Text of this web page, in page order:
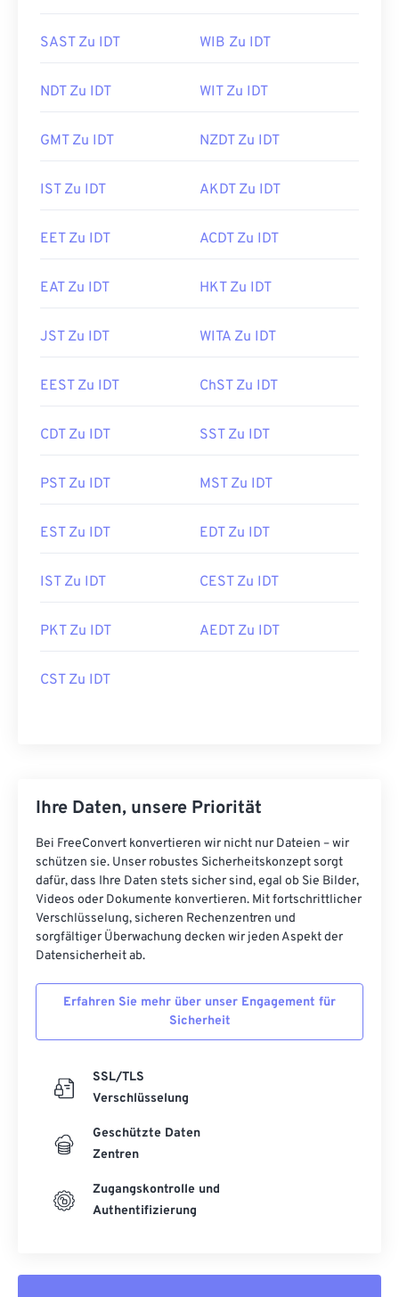
SAST Zu IDT WIB Zu IDT
NDT Zu IDT WIT Zu IDT
GMT Zu IDT NZDT Zu IDT
IST Zu IDT AKDT Zu IDT
EET Zu IDT ACDT Zu IDT
EAT Zu IDT HKT Zu IDT
JST Zu IDT WITA Zu IDT
EEST Zu IDT ChST Zu IDT
CDT Zu IDT SST Zu IDT
PST Zu IDT MST Zu IDT
EST Zu IDT EDT Zu IDT
IST Zu IDT CEST Zu IDT
PKT Zu IDT AEDT Zu IDT
CST Zu IDT
Ihre Daten, unsere Priorität
Bei FreeConvert konvertieren wir nicht nur Dateien – wir
schützen sie. Unser robustes Sicherheitskonzept sorgt
dafür, dass Ihre Daten stets sicher sind, egal ob Sie Bilder,
Videos oder Dokumente konvertieren. Mit fortschrittlicher
Verschlüsselung, sicheren Rechenzentren und
sorgfältiger Überwachung decken wir jeden Aspekt der
Datensicherheit ab.
Erfahren Sie mehr über unser Engagement für
Sicherheit
SSL/TLS
Verschlüsselung
Geschützte Daten
Zentren
Zugangskontrolle und
Authentifizierung